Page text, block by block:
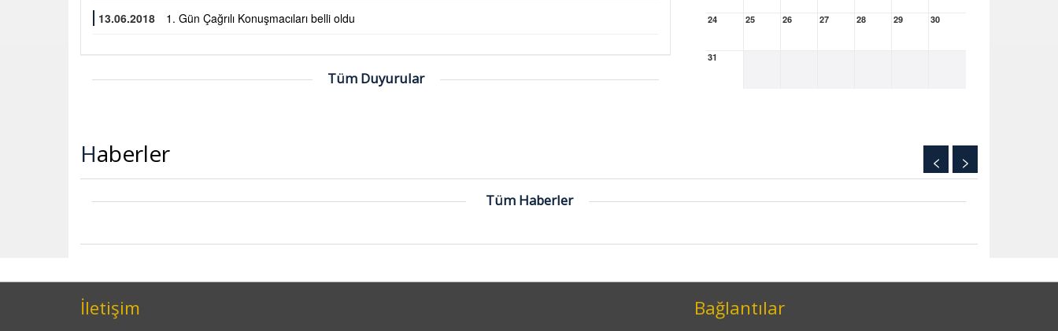
13.06.2018 1. Gün Çağrılı Konuşmacıları belli oldu
Tüm Duyurular
24 25 26 27 28 29 30
31
Haberler < >
Tüm Haberler
İletişim Bağlantılar